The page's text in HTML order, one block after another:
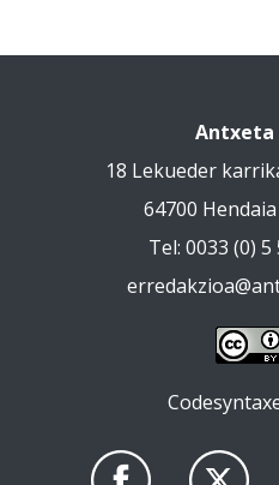
18 Lekueder
64700
Tel: 0033 (0) 5